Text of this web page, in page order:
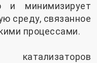
и минимизирует
среду, связанное
процессами.